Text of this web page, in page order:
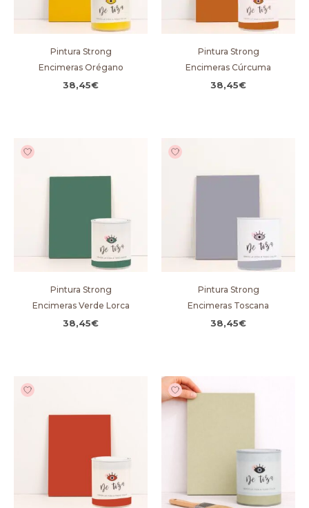
Pintura Strong
Encimeras Orégano
38,45€
Pintura Strong
Encimeras Cúrcuma
38,45€
Pintura Strong
Encimeras Verde Lorca
38,45€
Pintura Strong
Encimeras Toscana
38,45€